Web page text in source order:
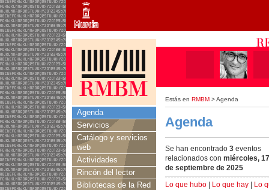
Estás en RMBM > Agenda
Agenda
Servicios
Catálogo y servicios
web
Actividades
Rincón del lector
Bibliotecas de la Red
Agenda
Se han encontrado 3 eventos
relacionados con miércoles, 17
de septiembre de 2025
Lo que hubo
Lo que hay Lo